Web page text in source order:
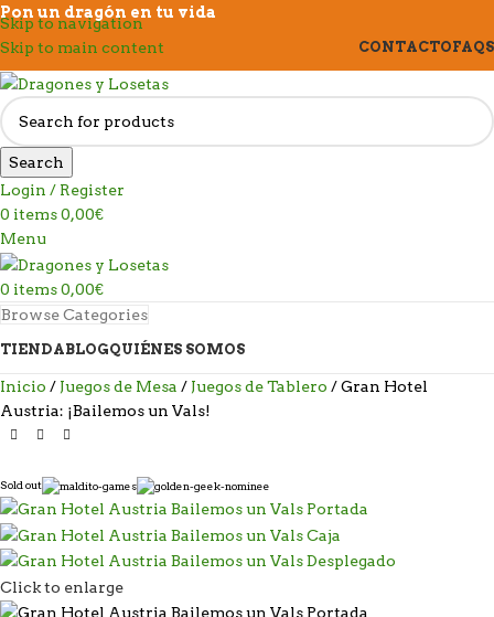
Skip to navigation
Skip to main content
Pon un dragón en tu vida
CONTACTOFAQS
Search
Login / Register
0 items0,00€
Menu
0 items0,00€
Browse Categories
TIENDABLOGQUIÉNES SOMOS
Inicio Juegos de Mesa Juegos de Tablero
Gran Hotel
Austria: ¡Bailemos un Vals!
Sold out
Click to enlarge